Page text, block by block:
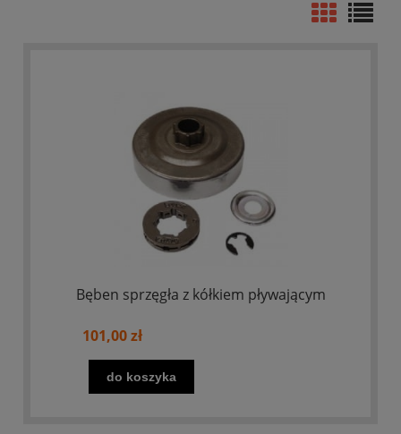
Bęben sprzęgła z kółkiem pływającym
101,00 zł
do koszyka